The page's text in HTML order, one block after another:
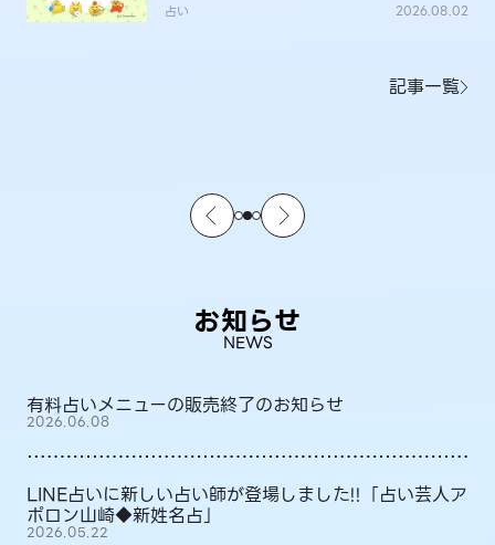
は？
占い 2026.08.02
記事一覧
お知らせ
NEWS
有料占いメニューの販売終了のお知らせ
2026.06.08
LINE占いに新しい占い師が登場しました!!「占い芸人ア
ポロン山崎◆新姓名占」
2026.05.22